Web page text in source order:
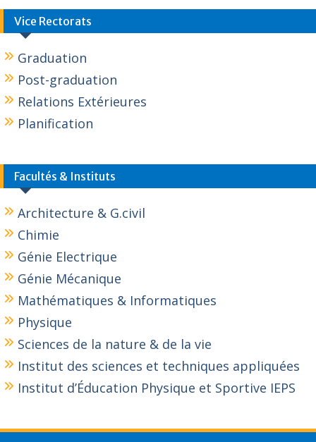
Vice Rectorats
Graduation
Post-graduation
Relations Extérieures
Planification
Facultés & Instituts
Architecture & G.civil
Chimie
Génie Electrique
Génie Mécanique
Mathématiques & Informatiques
Physique
Sciences de la nature & de la vie
Institut des sciences et techniques appliquées
Institut d’Éducation Physique et Sportive IEPS